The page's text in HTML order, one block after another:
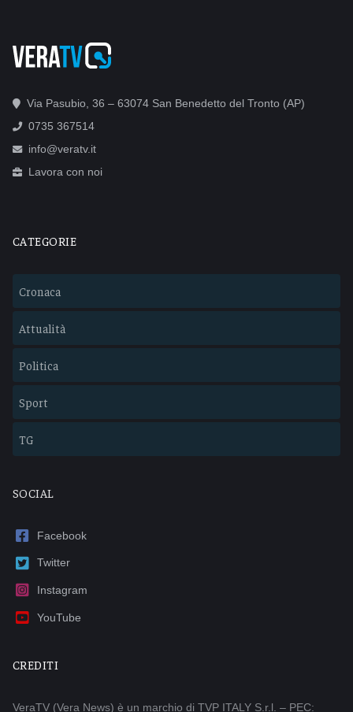
Via Pasubio, 36 – 63074 San Benedetto del Tronto (AP)
0735 367514
info@veratv.it
Lavora con noi
CATEGORIE
Cronaca
Attualità
Politica
Sport
TG
SOCIAL
Facebook
Twitter
Instagram
YouTube
CREDITI
VeraTV (Vera News) è un marchio di TVP ITALY S.r.l. – PEC: